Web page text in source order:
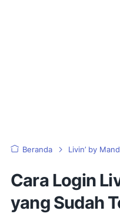
Beranda Livin’ by
Cara Login
yang Sudah